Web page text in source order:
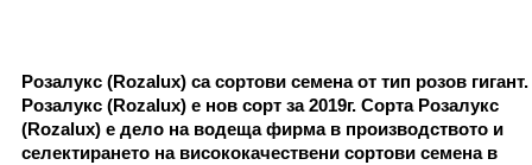
Розалукс (Rozalux) са сортови семена от тип розов гигант.
Розалукс (Rozalux) е нов сорт за 2019г. Сорта Розалукс
(Rozalux) е дело на водеща фирма в производството и
селектирането на висококачествени сортови семена в